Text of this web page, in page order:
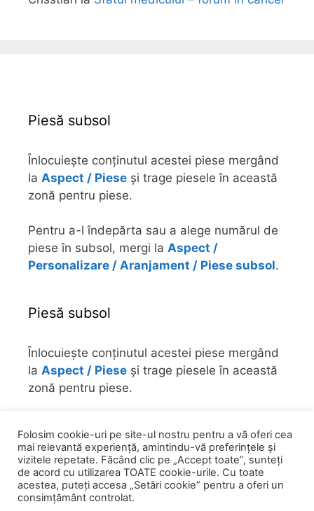
Piesă subsol
Înlocuiește conținutul acestei piese mergând
la Aspect / Piese și trage piesele în această
zonă pentru piese.
Pentru a-l îndepărta sau a alege numărul de
piese în subsol, mergi la Aspect /
Personalizare / Aranjament / Piese subsol.
Piesă subsol
Înlocuiește conținutul acestei piese mergând
la Aspect / Piese și trage piesele în această
zonă pentru piese.
piese în subsol, mergi laAspect /
Personalizare / Aranjament / Piese subsol.
Folosim cookie-uri pe site-ul nostru pentru a vă oferi cea
mai relevantă experiență, amintindu-vă preferințele și
vizitele repetate. Făcând clic pe „Accept toate”, sunteți
de acord cu utilizarea TOATE cookie-urile. Cu toate
acestea, puteți accesa „Setări cookie” pentru a oferi un
consimțământ controlat.